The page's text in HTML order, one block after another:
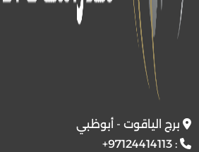
برج الياقوت - أبوظبي
:
+97124414113